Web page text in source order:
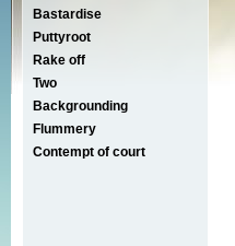
Bastardise
Puttyroot
Rake off
Two
Backgrounding
Flummery
Contempt of court